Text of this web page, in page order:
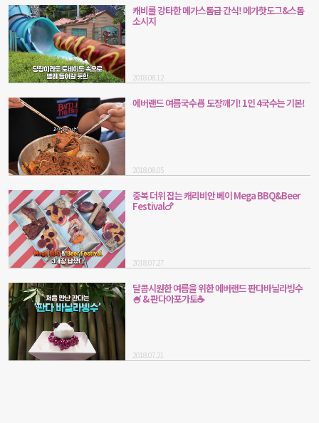
캐비를 강타한 메가스톰급 간식! 메가핫도그&스톰
소시지
2018.08.12
에버랜드 여름국수🍜 도장깨기! 1인 4국수는 기본!
2018.08.05
중복 더위 잡는 캐리비안 베이 Mega BBQ&Beer
Festival🍗
2018.07.27
달콤시원한 여름을 위한 에버랜드 판다바닐라빙수
🍧 & 판다아포가토☕
2018.07.21